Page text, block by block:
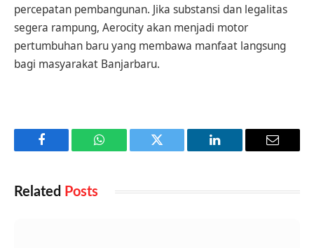
percepatan pembangunan. Jika substansi dan legalitas
segera rampung, Aerocity akan menjadi motor
pertumbuhan baru yang membawa manfaat langsung
bagi masyarakat Banjarbaru.
Facebook WhatsApp Twitter LinkedIn Email
Related Posts